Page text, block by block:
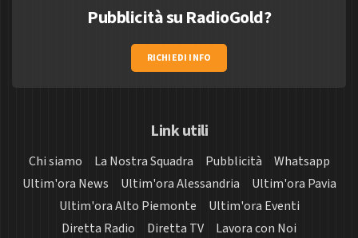
Pubblicità su RadioGold?
RICHIEDI INFO
Link utili
Chi siamo La Nostra Squadra Pubblicità
Whatsapp
Ultim'ora News
Ultim'ora Alessandria
Ultim'ora Pavia
Ultim'ora Alto Piemonte
Ultim'ora Eventi
Diretta Radio
Diretta TV Lavora con Noi